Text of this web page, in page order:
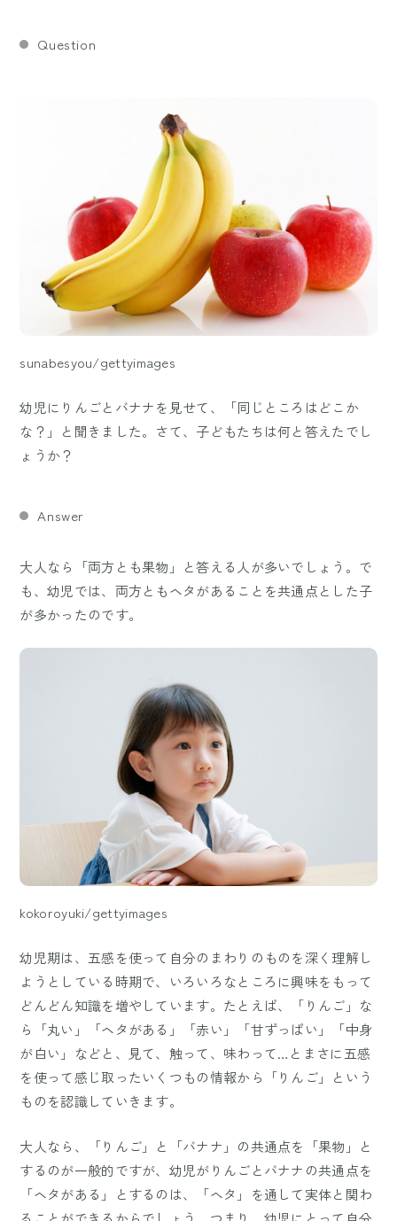
Question
sunabesyou/gettyimages
幼児にりんごとバナナを見せて、「同じところはどこか
な？」と聞きました。さて、子どもたちは何と答えたでし
ょうか？
Answer
大人なら「両方とも果物」と答える人が多いでしょう。で
も、幼児では、両方ともヘタがあることを共通点とした子
が多かったのです。
kokoroyuki/gettyimages
幼児期は、五感を使って自分のまわりのものを深く理解し
ようとしている時期で、いろいろなところに興味をもって
どんどん知識を増やしています。たとえば、「りんご」な
ら「丸い」「ヘタがある」「赤い」「甘ずっぱい」「中身
が白い」などと、見て、触って、味わって…とまさに五感
を使って感じ取ったいくつもの情報から「りんご」という
ものを認識していきます。
大人なら、「りんご」と「バナナ」の共通点を「果物」と
するのが一般的ですが、幼児がりんごとバナナの共通点を
「ヘタがある」とするのは、「ヘタ」を通して実体と関わ